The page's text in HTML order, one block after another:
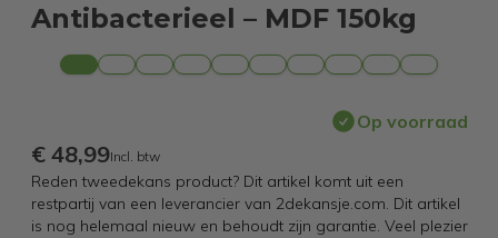
Antibacterieel – MDF 150kg
Op voorraad
€ 48,99Incl. btw
Reden tweedekans product? Dit artikel komt uit een
restpartij van een leverancier van 2dekansje.com. Dit artikel
is nog helemaal nieuw en behoudt zijn garantie. Veel plezier